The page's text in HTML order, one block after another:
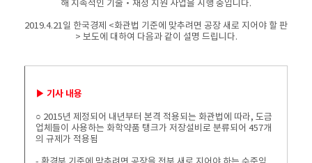
해 지속적인 기술‧재정 지원 사업을 시행 중입니다.
2019.4.21일 한국경제 <화관법 기준에 맞추려면 공장 새로 지어야 할 판
> 보도에 대하여 다음과 같이 설명 드립니다.
▶ 기사 내용
○ 2015년 제정되어 내년부터 본격 적용되는 화관법에 따라, 도금
업체들이 사용하는 화학약품 탱크가 저장설비로 분류되어 457개
의 규제가 적용됨